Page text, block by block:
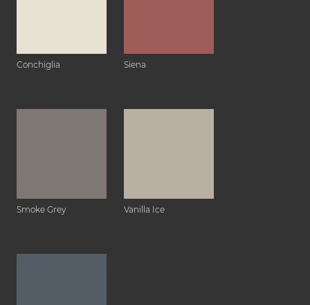
Conchiglia Siena
Smoke Grey Vanilla Ice